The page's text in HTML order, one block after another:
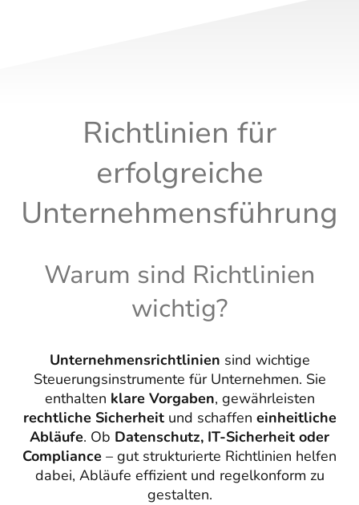
Richtlinien für
erfolgreiche
Unternehmensführung
Warum sind Richtlinien
wichtig?
Unternehmensrichtlinien sind wichtige
Steuerungsinstrumente für Unternehmen. Sie
enthalten klare Vorgaben, gewährleisten
rechtliche Sicherheitund schaffen einheitliche
Abläufe. Ob Datenschutz, IT-Sicherheit oder
Compliance – gut strukturierte Richtlinien helfen
dabei, Abläufe effizient und regelkonform zu
gestalten.